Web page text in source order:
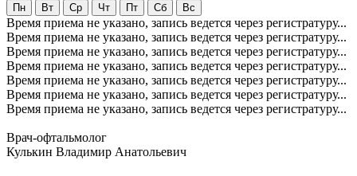
Пн Вт Ср Чт Пт Сб Вс
Время приема не указано, запись ведется через регистратуру...
Время приема не указано, запись ведется через регистратуру...
Время приема не указано, запись ведется через регистратуру...
Время приема не указано, запись ведется через регистратуру...
Время приема не указано, запись ведется через регистратуру...
Время приема не указано, запись ведется через регистратуру...
Время приема не указано, запись ведется через регистратуру...
Врач-офтальмолог
Кулькин Владимир Анатольевич